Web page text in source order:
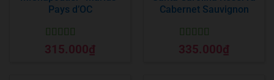
Pays d’OC
Được xếp
hạng55 sao
315.000₫
Cabernet Sauvignon
Được xếp
hạng55 sao
335.000₫